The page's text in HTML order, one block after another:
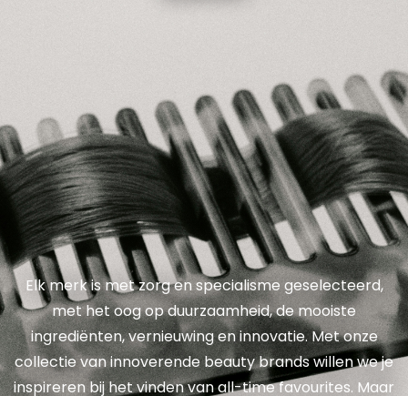
Elk merk is met zorg en specialisme geselecteerd,
met het oog op duurzaamheid, de mooiste
ingrediënten, vernieuwing en innovatie. Met onze
collectie van innoverende beauty brands willen we je
inspireren bij het vinden van all-time favourites. Maar